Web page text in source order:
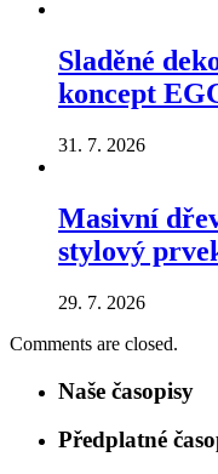
Sladěné
koncept
31. 7. 2026
Masivní
stylový
29. 7. 2026
Comments are closed.
Naše časopisy
Předplatné